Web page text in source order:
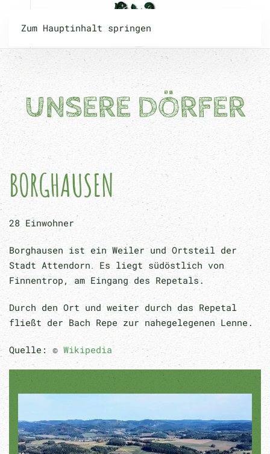
Zum Hauptinhalt springen
UNSERE DÖRFER
BORGHAUSEN
28 Einwohner
Borghausen ist ein Weiler und Ortsteil der
Stadt Attendorn . Es liegt südöstlich von
Finnentrop, am Eingang des Repetals.
Durch den Ort und weiter durch das Repetal
fließt der Bach Repe zur nahegelegenen Lenne.
Quelle: © Wikipedia